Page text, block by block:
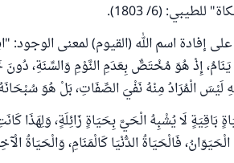
(6/ 1803).
إفادة اسم الله (القيوم) لمعنى الوجود:
يَنَامُ، إِذْ هُوَ مُخْتَصٌّ بِعَدَمِ النَّوْمِ وَالسِّنَةِ،
لَيْسَ الْمُرَادُ مِنْهُ نَفْيَ الصِّفَاتِ، بَلْ هُوَ
بَاقِيَةٍ لَا يُشْبِهُ الْحَيَّ بِحَيَاةٍ زَائِلَةٍ، وَلِهَذَا
فَالْحَيَاةُ الدُّنْيَا كَالْمَنَامِ، وَالْحَيَاةُ